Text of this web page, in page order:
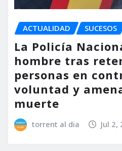
ACTUALIDAD SUCESOS
La Policía
hombre tras
personas en
voluntad y
muerte
torrent al dia Jul 2,